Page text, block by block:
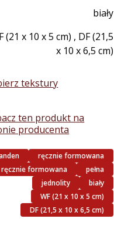
biały
(21 x 10 x 5 cm) , DF (21,5
x 10 x 6,5 cm)
tekstury
ten produkt na
producenta
ręcznie formowana
ręcznie formowana
pełna
jednolity
biały
WF (21 x 10 x 5 cm)
DF (21,5 x 10 x 6,5 cm)